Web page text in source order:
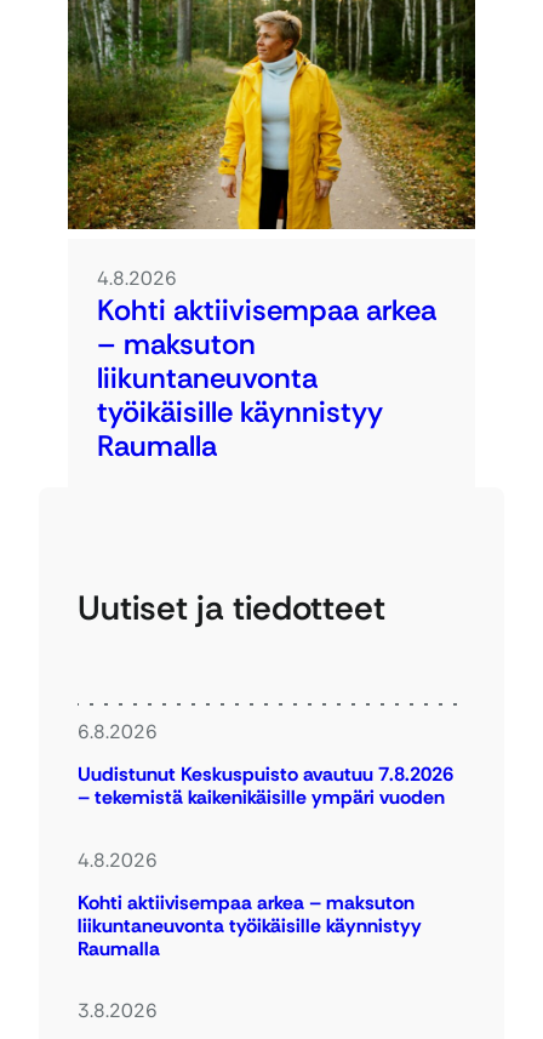
4.8.2026
Kohti aktiivisempaa arkea
– maksuton
liikuntaneuvonta
työikäisille käynnistyy
Raumalla
Uutiset ja tiedotteet
6.8.2026
Uudistunut Keskuspuisto avautuu 7.8.2026
– tekemistä kaikenikäisille ympäri vuoden
4.8.2026
Kohti aktiivisempaa arkea – maksuton
liikuntaneuvonta työikäisille käynnistyy
Raumalla
3.8.2026